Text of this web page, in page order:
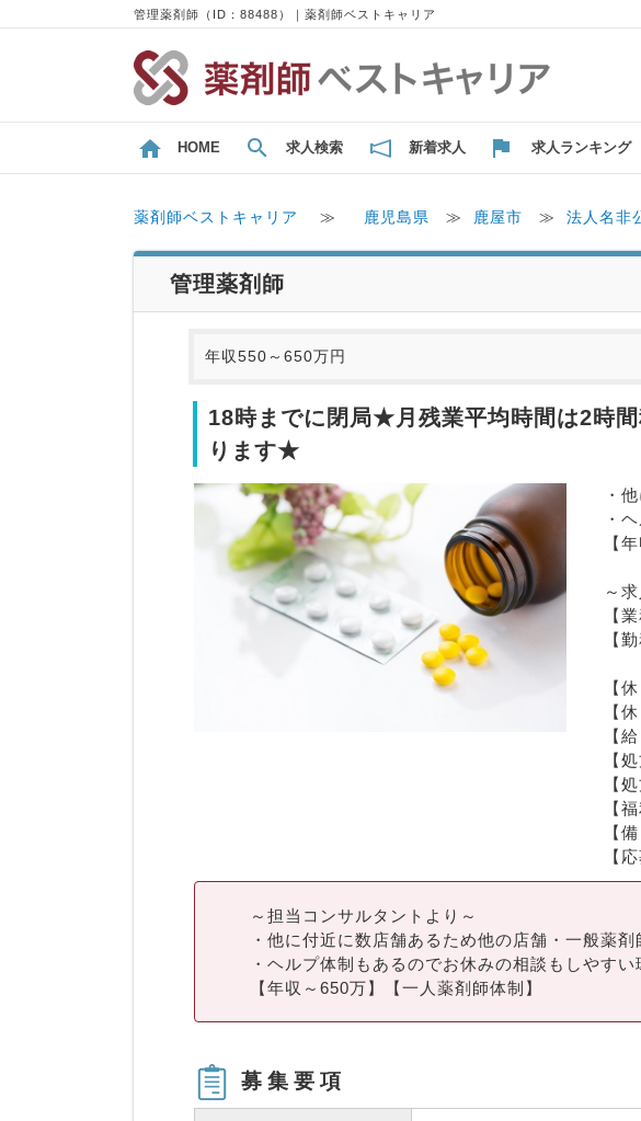
管理薬剤師（ID：88488）｜薬剤師ベストキャリア
HOME 求人検索 新着求人 求人ランキング
薬剤師ベストキャリア ≫ 鹿児島県 ≫ 鹿屋市 ≫ 法人名非
管理薬剤師
年収550～650万円
18時までに閉局★月残業平均時間は2時
ります★
・
・
【
～
【
【
【
【
【
【
【
【
【
～担当コンサルタントより～
・他に付近に数店舗あるため他の店舗・一般薬
・ヘルプ体制もあるのでお休みの相談もしやすい
【年収～650万】【一人薬剤師体制】
募集要項